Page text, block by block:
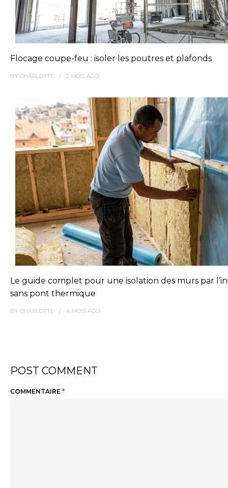
Flocage coupe-feu : isoler les poutres et plafonds
BY CHARLOTTE 2 MOIS AGO
Le guide complet pour une isolation des murs par
sans pont thermique
BY CHARLOTTE 4 MOIS AGO
POST COMMENT
COMMENTAIRE *